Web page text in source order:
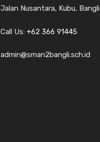
Jalan Nusantara, Kubu, Bangli
Call Us: +62 366 91445
admin@sman2bangli.sch.id